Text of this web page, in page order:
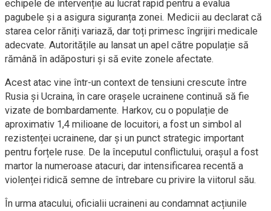
echipele de intervenție au lucrat rapid pentru a evalua
pagubele și a asigura siguranța zonei. Medicii au declarat că
starea celor răniți variază, dar toți primesc îngrijiri medicale
adecvate. Autoritățile au lansat un apel către populație să
rămână în adăposturi și să evite zonele afectate.
Acest atac vine într-un context de tensiuni crescute între
Rusia și Ucraina, în care orașele ucrainene continuă să fie
vizate de bombardamente. Harkov, cu o populație de
aproximativ 1,4 milioane de locuitori, a fost un simbol al
rezistenței ucrainene, dar și un punct strategic important
pentru forțele ruse. De la începutul conflictului, orașul a fost
martor la numeroase atacuri, dar intensificarea recentă a
violenței ridică semne de întrebare cu privire la viitorul său.
În urma atacului, oficialii ucraineni au condamnat acțiunile